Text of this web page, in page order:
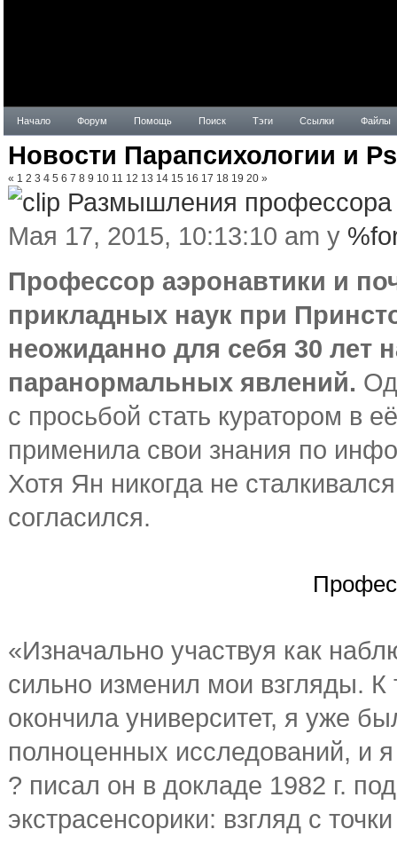
Начало Форум Помощь Поиск Тэги Ссылки Файлы
Новости Парапсихологии и
« 1 2 3 4 5 6 7 8 9 10 11 12 13 14 15 16 17 18 19 20 »
Размышления
Мая 17, 2015, 10:13:10 am у
Профессор аэронавтики и
прикладных наук при
неожиданно для себя 30 лет
паранормальных явлений.
с просьбой стать куратором в
применила свои знания по
Хотя Ян никогда не
согласился.
«Изначально участвуя как
сильно изменил мои взгляды. К
окончила университет, я уже
полноценных исследований, и
? писал он в докладе 1982 г.
экстрасенсорики: взгляд с